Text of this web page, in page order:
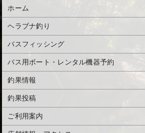
ホーム
ヘラブナ釣り
バスフィッシング
バス用ボート・レンタル機器予約
釣果情報
釣果投稿
ご利用案内